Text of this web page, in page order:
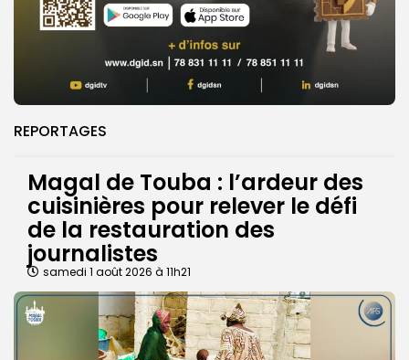
REPORTAGES
Magal de Touba : l’ardeur des
cuisinières pour relever le défi
de la restauration des
journalistes
samedi 1 août 2026 à 11h21